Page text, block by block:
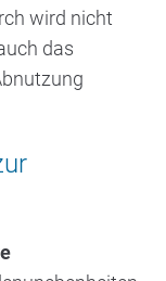
wird nicht
das